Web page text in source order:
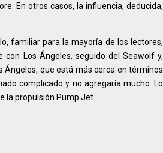
En otros casos, la influencia, deducida,
familiar para la mayoría de los lectores,
con Los Ángeles, seguido del Seawolf y,
Ángeles, que está más cerca en términos
complicado y no agregaría mucho. Lo
la propulsión Pump Jet.